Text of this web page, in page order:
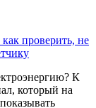
К
который на